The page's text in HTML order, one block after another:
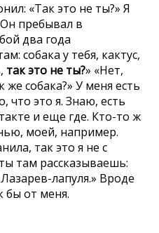
«Так это не ты?» Я
пребывал в
два года
собака у тебя, кактус,
так это не ты?» «Нет,
собака?» У меня есть
что это я. Знаю, есть
и еще где. Кто-то ж
моей, например.
так это я не с
там рассказываешь:
лапуля.» Вроде
бы от меня.